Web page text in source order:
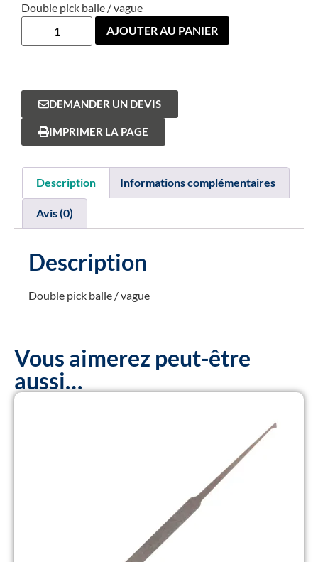
Double pick balle / vague
AJOUTER AU PANIER
DEMANDER UN DEVIS
IMPRIMER LA PAGE
Description Informations complémentaires
Avis (0)
Description
Double pick balle / vague
Vous aimerez peut-être
aussi…